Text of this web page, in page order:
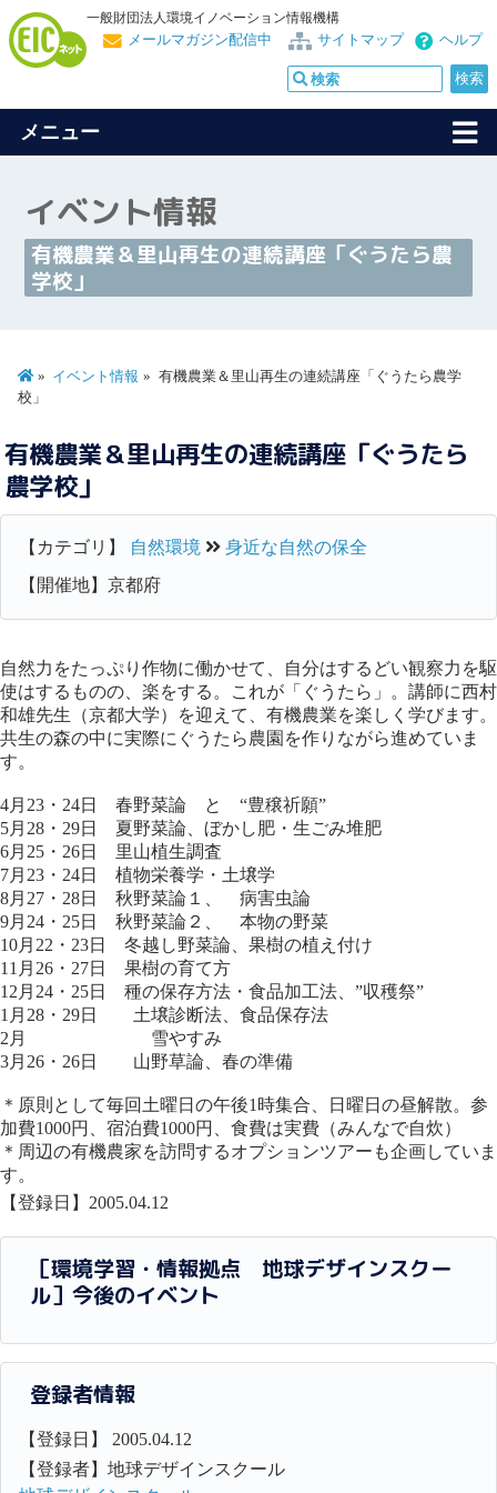
一般財団法人環境イノベーション情報機構
ヘルプ
サイトマップ
メールマガジン配信中
メニュー
イベント情報
有機農業＆里山再生の連続講座「ぐうたら農
学校」
イベント情報
有機農業＆里山再生の連続講座「ぐうたら農学
校」
有機農業＆里山再生の連続講座「ぐうたら
農学校」
【カテゴリ】 自然環境
身近な自然の保全
【開催地】京都府
自然力をたっぷり作物に働かせて、自分はするどい観察力を駆
使はするものの、楽をする。これが「ぐうたら」。講師に西村
和雄先生（京都大学）を迎えて、有機農業を楽しく学びます。
共生の森の中に実際にぐうたら農園を作りながら進めていま
す。
4月23・24日 春野菜論 と “豊穣祈願”
5月28・29日 夏野菜論、ぼかし肥・生ごみ堆肥
6月25・26日 里山植生調査
7月23・24日 植物栄養学・土壌学
8月27・28日 秋野菜論１、 病害虫論
9月24・25日 秋野菜論２、 本物の野菜
10月22・23日 冬越し野菜論、果樹の植え付け
11月26・27日 果樹の育て方
12月24・25日 種の保存方法・食品加工法、”収穫祭”
1月28・29日 土壌診断法、食品保存法
2月 雪やすみ
3月26・26日 山野草論、春の準備
＊原則として毎回土曜日の午後1時集合、日曜日の昼解散。参
加費1000円、宿泊費1000円、食費は実費（みんなで自炊）
＊周辺の有機農家を訪問するオプションツアーも企画していま
す。
【登録日】2005.04.12
［環境学習・情報拠点 地球デザインスクー
ル］今後のイベント
登録者情報
【登録日】 2005.04.12
【登録者】地球デザインスクール